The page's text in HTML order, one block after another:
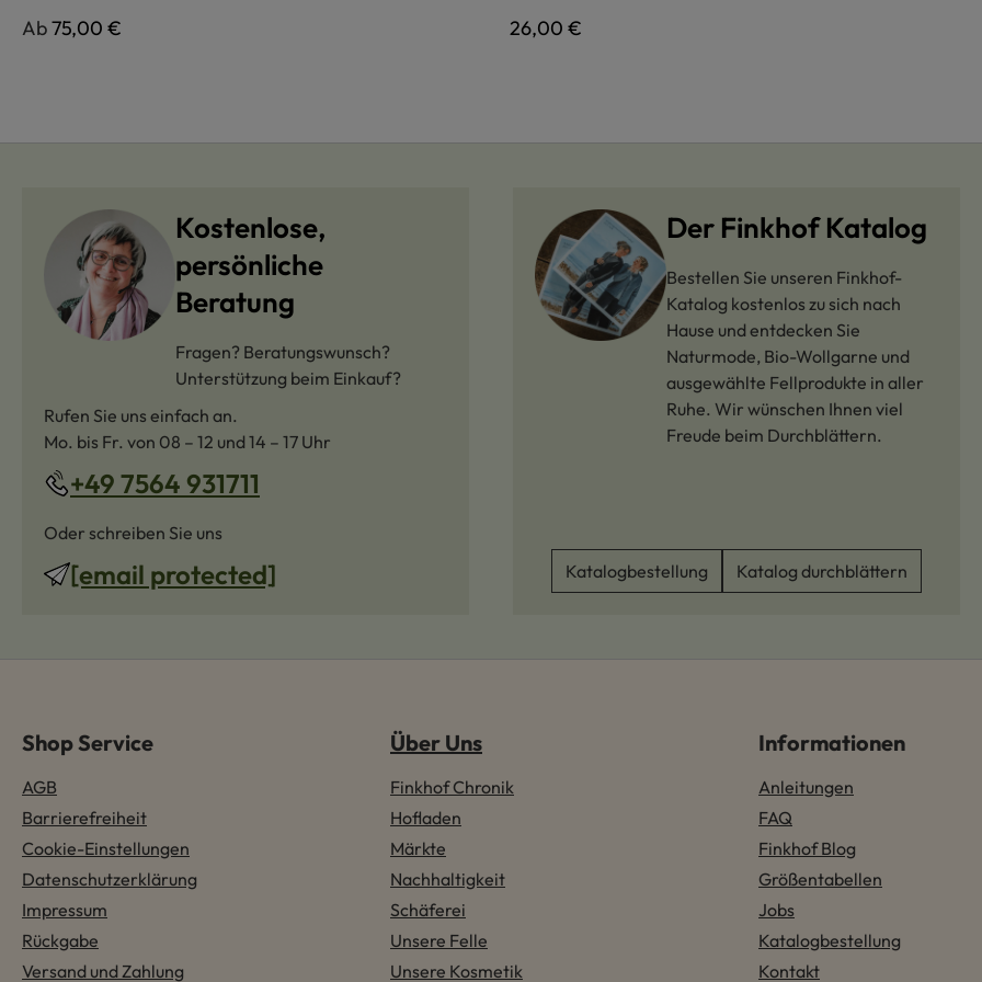
Regulärer Preis:
Ab75,00 € Regulärer Preis:
26,00 €
Kostenlose,
persönliche
Beratung
Fragen? Beratungswunsch?
Unterstützung beim Einkauf?
Rufen Sie uns einfach an.
Mo. bis Fr. von 08 – 12 und 14 – 17 Uhr
+49 7564 931711
Oder schreiben Sie uns
[email protected]
Der Finkhof Katalog
Bestellen Sie unseren Finkhof-
Katalog kostenlos zu sich nach
Hause und entdecken Sie
Naturmode, Bio-Wollgarne und
ausgewählte Fellprodukte in aller
Ruhe. Wir wünschen Ihnen viel
Freude beim Durchblättern.
Katalogbestellung Katalog durchblättern
Shop Service
AGB
Barrierefreiheit
Cookie-Einstellungen
Datenschutzerklärung
Impressum
Rückgabe
Versand und Zahlung
Über Uns
Finkhof Chronik
Hofladen
Märkte
Nachhaltigkeit
Schäferei
Unsere Felle
Unsere Kosmetik
Informationen
Anleitungen
FAQ
Finkhof Blog
Größentabellen
Jobs
Katalogbestellung
Kontakt